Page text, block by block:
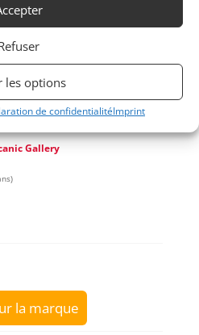
les options
de confidentialitéImprint
Gallery
la marque